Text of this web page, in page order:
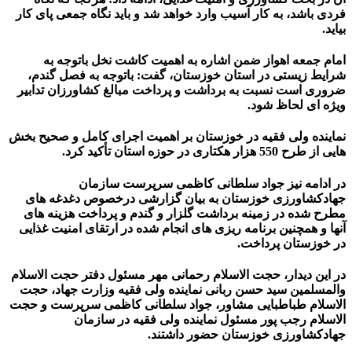
فردی باشد، به کار آسیب وارد خواهد شد و باید نگاه جمعی پای کار
بیاید.
امام جمعه اهواز ضمن اشاره به اهمیت کاشت نخل باتوجه به
شرایط زیستی در استان خوزستان، گفت: باتوجه به فصل گندم،
ضروری است نسبت به برداشت و پرداخت مبالغ کشاورزان تدابیر
ویژه ای لحاظ شود.
نماینده ولی فقیه در خوزستان بر اهمیت اجرای کامل و صحیح بخش
هایی از طرح 550 هزار هکتاری در حوزه استان تأکید کرد.
در ادامه نیز جواد سلطانی کاظمی سرپرست سازمان
جهادکشاورزی خوزستان به بیان گزارشی درخصوص دغدغه های
مطرح شده در زمینه برداشت گلزار و گندم و پرداخت هزینه های
آنها و همچنین برنامه ریزی های انجام شده در ارتقای امنیت غذایی
در خوزستان پرداخت.
در این دیدار، حجت الاسلام رحمانی مهر مسئول دفتر حجت الاسلام
والمسلمین سید حسن ربانی نماینده ولی فقیه وزارت جهاد، حجت
الاسلام طباطبایی مشاور، جواد سلطانی کاظمی سرپرست و حجت
الاسلام رجب پور مسئول نماینده ولی فقیه در سازمان
جهادکشاورزی خوزستان حضور داشتند.